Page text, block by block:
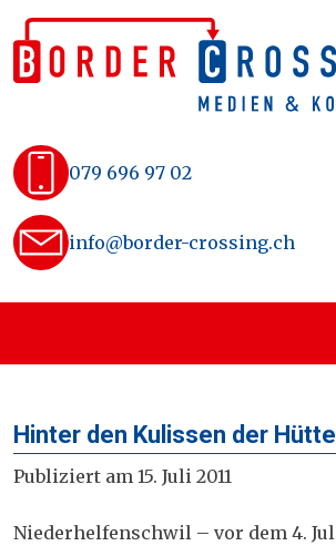
Skip
to
content
079 696 97 02
info@border-crossing.ch
Hinter den Kulissen der
Publiziert am 15. Juli 2011
Niederhelfenschwil – vor dem 4.